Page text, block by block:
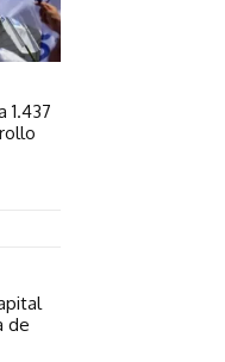
1.437
de